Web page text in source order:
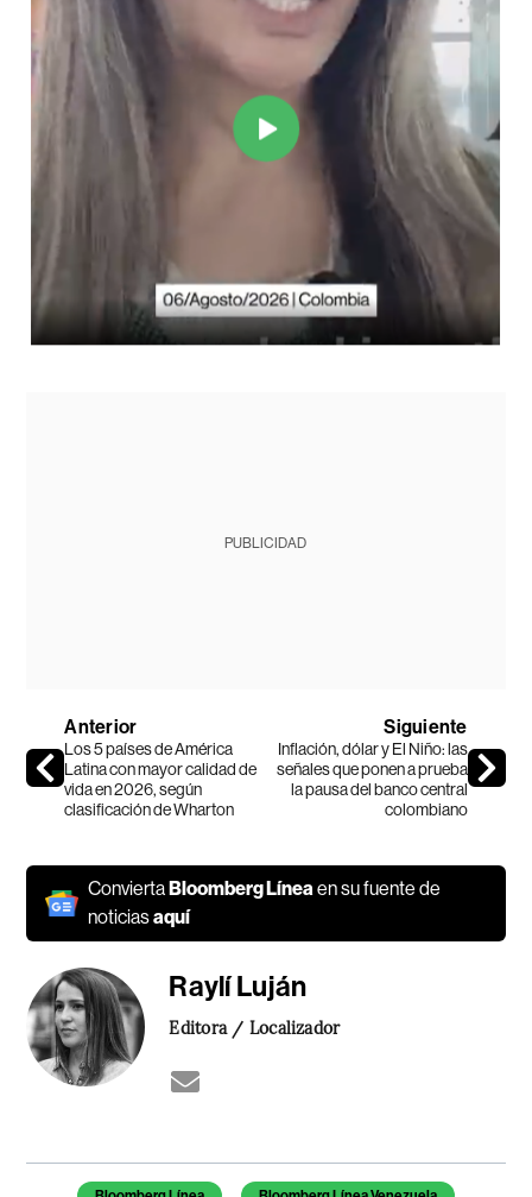
PUBLICIDAD
Anterior
Los 5 países de América
Latina con mayor calidad de
vida en 2026, según
clasificación de Wharton
Siguiente
Inflación, dólar y El Niño: las
señales que ponen a prueba
la pausa del banco central
colombiano
ConviertaBloomberg Líneaen su fuente de
noticiasaquí
Raylí Luján
Editora / Localizador
Temas de este artículo